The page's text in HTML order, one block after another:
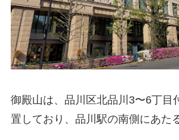
御殿山は、品川区北品川3〜6丁目
置しており、品川駅の南側にあた